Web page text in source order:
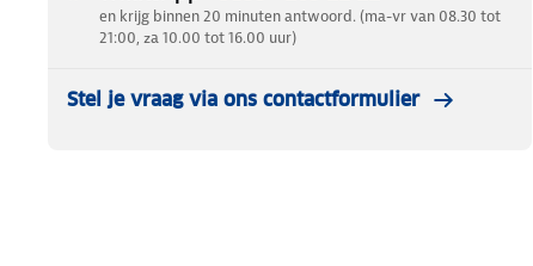
en krijg binnen 20 minuten antwoord. (ma-vr van 08.30 tot
21:00, za 10.00 tot 16.00 uur)
Stel je vraag via ons contactformulier